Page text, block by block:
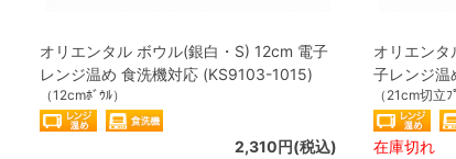
オリエンタル ボウル(銀白・S) 12cm 電子
レンジ温め 食洗機対応 (KS9103-1015)
（12cmﾎﾞｳﾙ）
2,310円(税込)
オリエン
子レンジ
（21cm切立ﾌ
在庫切れ